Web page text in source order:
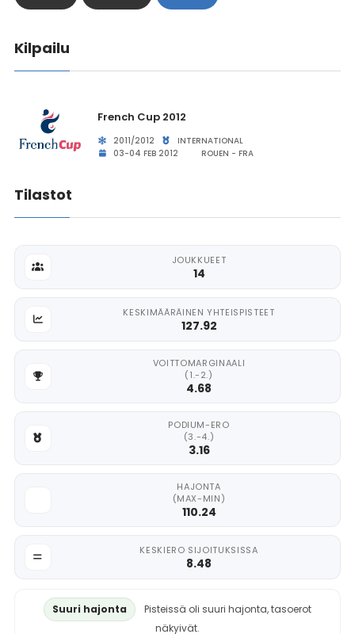
Kilpailu
French Cup 2012
2011/2012
INTERNATIONAL
03-04 FEB 2012
ROUEN - FRA
Tilastot
JOUKKUEET
14
KESKIMÄÄRÄINEN YHTEISPISTEET
127.92
VOITTOMARGINAALI
(1.-2.)
4.68
PODIUM-ERO
(3.-4.)
3.16
HAJONTA
(MAX-MIN)
110.24
KESKIERO SIJOITUKSISSA
8.48
Suuri hajonta
Pisteissä oli suuri hajonta, tasoerot
näkyivät.